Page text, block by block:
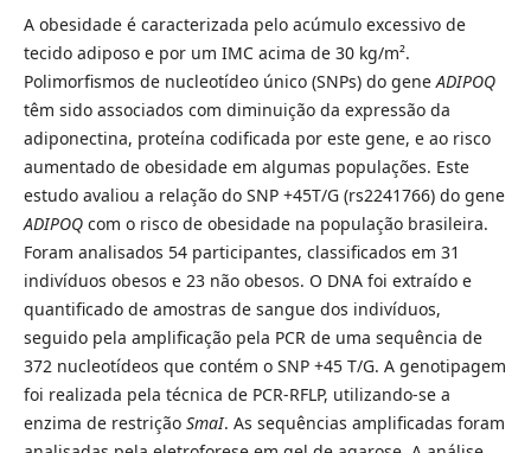
A obesidade é caracterizada pelo acúmulo excessivo de
tecido adiposo e por um IMC acima de 30 kg/m².
Polimorfismos de nucleotídeo único (SNPs) do geneADIPOQ
têm sido associados com diminuição da expressão da
adiponectina, proteína codificada por este gene, e ao risco
aumentado de obesidade em algumas populações. Este
estudo avaliou a relação do SNP +45T/G (rs2241766) do gene
ADIPOQcom o risco de obesidade na população brasileira.
Foram analisados 54 participantes, classificados em 31
indivíduos obesos e 23 não obesos. O DNA foi extraído e
quantificado de amostras de sangue dos indivíduos,
seguido pela amplificação pela PCR de uma sequência de
372 nucleotídeos que contém o SNP +45 T/G. A genotipagem
foi realizada pela técnica de PCR-RFLP, utilizando-se a
enzima de restrição SmaI. As sequências amplificadas foram